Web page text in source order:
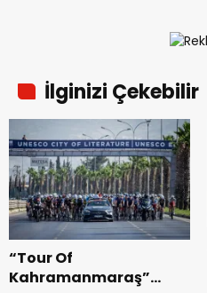
İlginizi Çekebilir
“Tour Of
Kahramanmaraş”